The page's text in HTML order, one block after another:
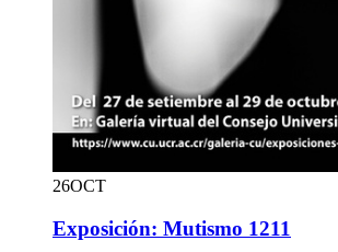
26OCT
Exposición: Mutismo 1211